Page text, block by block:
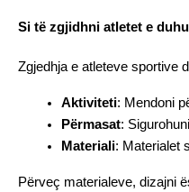
Si të zgjidhni atletet e
Zgjedhja e atleteve sportive
Aktiviteti: Mendoni
Përmasat:
Materiali: Materialet
Përveç materialeve, dizajni